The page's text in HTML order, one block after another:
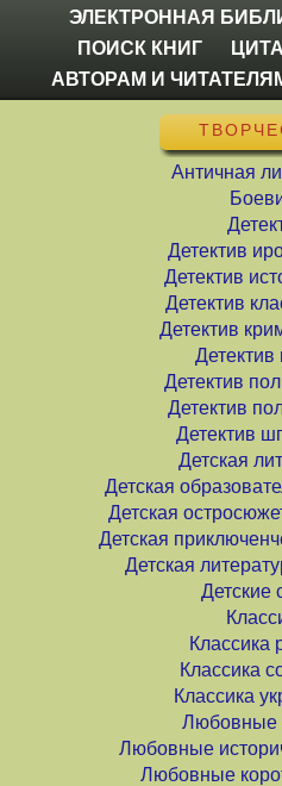
ЭЛЕКТРОННАЯ
ПОИСК КНИГ
АВТОРАМ И
Античная
Детектив
Детектив
Детектив
Детектив
Детектив
Детектив
Детектив
Детектив
Детская
Детская
Детская
Детская
Детская
Детские
Классика
Классика
Классика
Любовные
Любовные
Любовные